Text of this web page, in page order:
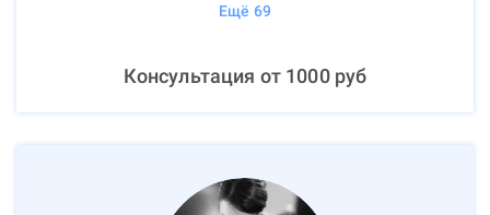
Ещё 69
Консультация от 1000руб